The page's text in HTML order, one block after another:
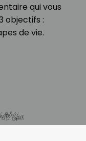
qui vous
objectifs :
de vie.